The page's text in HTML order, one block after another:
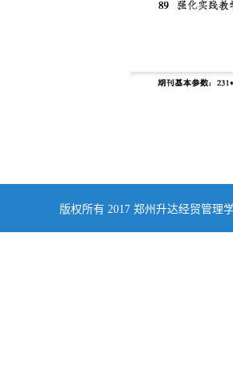
版权所有 2017 郑州升达经贸管理